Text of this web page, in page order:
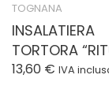
TOGNANA
INSALATIERA
TORTORA
13,60 € IVA